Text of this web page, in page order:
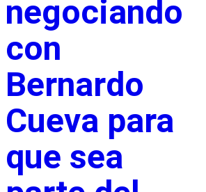
negociando
con
Bernardo
Cueva para
que sea